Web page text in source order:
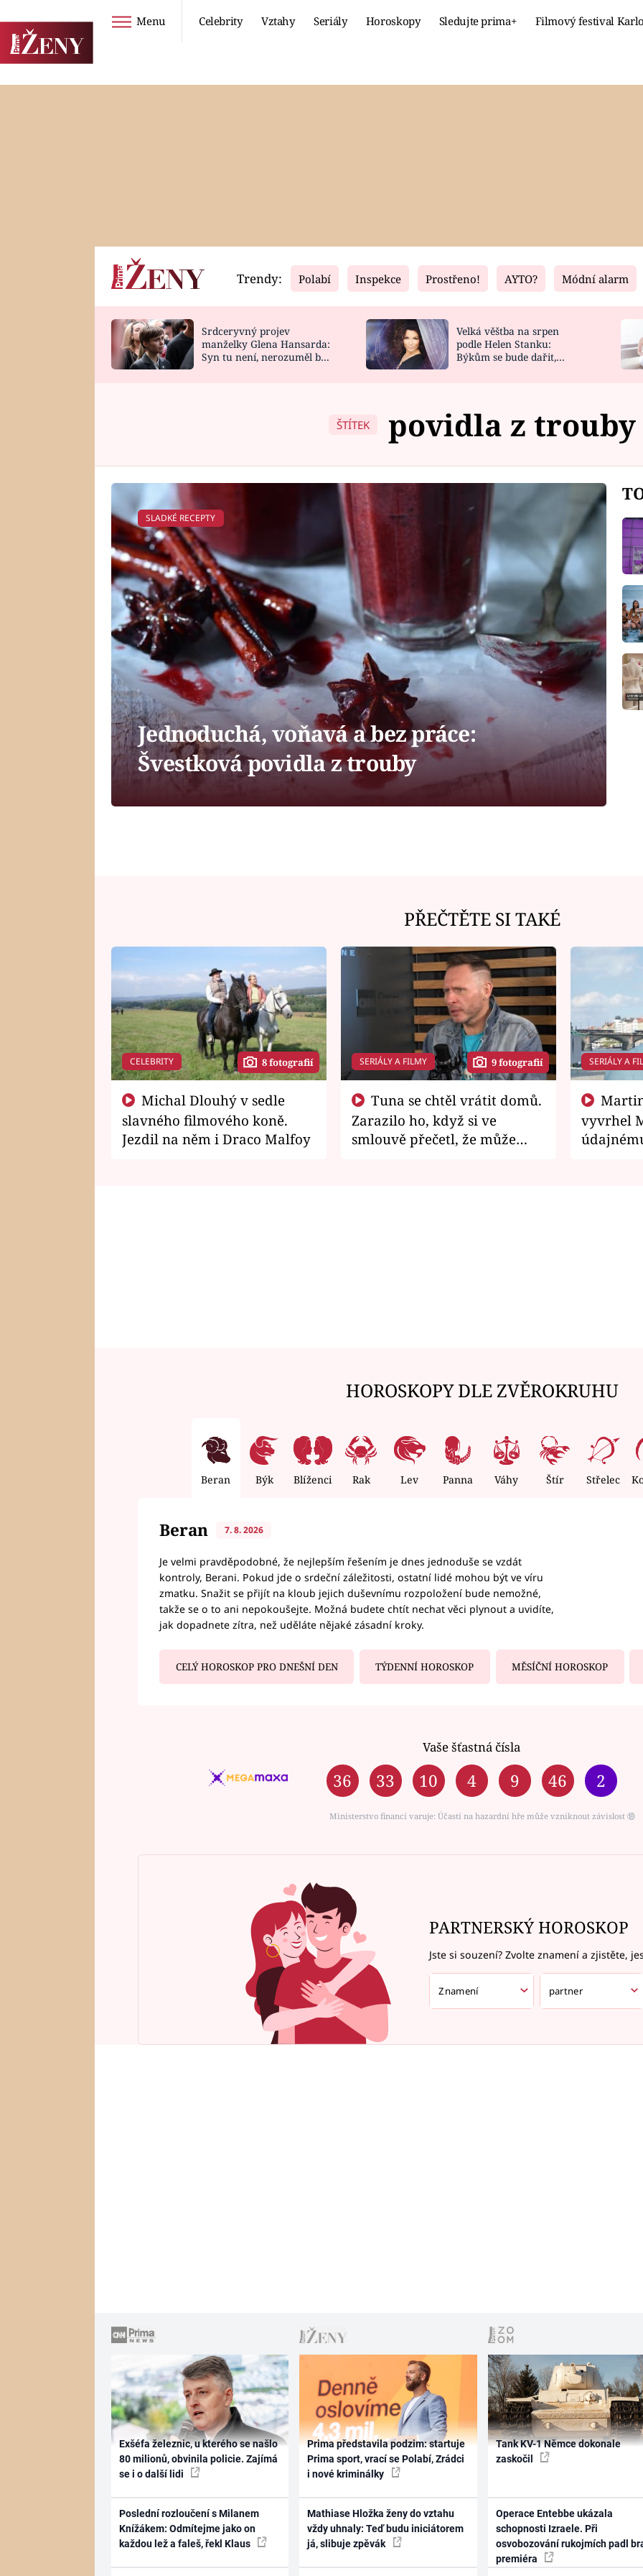
Menu Celebrity Vztahy Seriály Horoskopy Sledujte prima+ Filmový festival
Horoskopy
HOROSKOP NA
Video
CELEBRITY
VAŘENÍ
Fresh
NOVINKY
VIDEORECEPTY
Living
DESIGN
Trendy: Polabí Inspekce Prostřeno! AYTO? Módní alarm
Srdceryvný projev
manželky Glena Hansarda:
Syn tu není, nerozuměl by
Velká věštba na srpen
podle Helen Stanku:
Býkům se bude dařit,
ŠTÍTEK povidla z trouby
SLADKÉ RECEPTY
Jednoduchá, voňavá a bez práce:
Švestková povidla z trouby
PŘEČTĚTE SI TAKÉ
CELEBRITY 8 fotografií
slavného filmového koně.
Jezdil na něm i Draco Malfoy
SERIÁLY A FILMY 9 fotografií
Zarazilo ho, když si ve
smlouvě přečetl, že může
SERIÁLY A
vyvrhel
HOROSKOPY DLE ZVĚROKRUHU
Beran Býk Blíženci Rak Lev Panna Váhy Štír Střelec
Beran 7. 8. 2026
Je velmi pravděpodobné, že nejlepším řešením je dnes jednoduše se vzdát
kontroly, Berani. Pokud jde o srdeční záležitosti, ostatní lidé mohou být ve víru
zmatku. Snažit se přijít na kloub jejich duševnímu rozpoložení bude nemožné,
takže se o to ani nepokoušejte. Možná budete chtít nechat věci plynout a uvidíte,
jak dopadnete zítra, než uděláte nějaké zásadní kroky.
CELÝ HOROSKOP PRO DNEŠNÍ DEN TÝDENNÍ HOROSKOP MĚSÍČNÍ HOROSKOP
Vaše šťastná čísla
36 33 10 4 9 46 2
Ministerstvo financí varuje: Účastí na hazardní hře může vzniknout závislost ⑱
PARTNERSKÝ HOROSKOP
Jste si souzení? Zvolte znamení a zjistěte,
Exšéfa železnic, u kterého se našlo
80 milionů, obvinila policie. Zajímá
se i o další lidi
Poslední rozloučení s Milanem
Knížákem: Odmítejme jako on
každou lež a faleš, řekl Klaus
Prima představila podzim: startuje
Prima sport, vrací se Polabí, Zrádci
i nové kriminálky
Mathiase Hložka ženy do vztahu
vždy uhnaly: Teď budu iniciátorem
já, slibuje zpěvák
Tank KV-1 Němce dokonale
zaskočil
Operace Entebbe ukázala
schopnosti Izraele. Při
osvobozování rukojmích padl
premiéra